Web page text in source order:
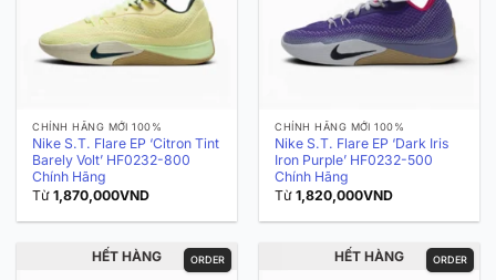
CHÍNH HÃNG MỚI 100%
Nike S.T. Flare EP ‘Citron Tint
Barely Volt’ HF0232-800
Chính Hãng
Từ1,870,000VND
CHÍNH HÃNG MỚI 100%
Nike S.T. Flare EP ‘Dark Iris
Iron Purple’ HF0232-500
Chính Hãng
Từ1,820,000VND
ORDER
HẾT HÀNG ORDER
HẾT HÀNG